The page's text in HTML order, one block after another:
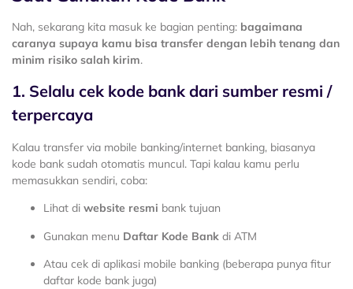
Nah, sekarang kita masuk ke bagian penting: bagaimana
caranya supaya kamu bisa transfer dengan lebih tenang dan
minim risiko salah kirim.
1. Selalu cek kode bank dari sumber resmi /
terpercaya
Kalau transfer via mobile banking/internet banking, biasanya
kode bank sudah otomatis muncul. Tapi kalau kamu perlu
memasukkan sendiri, coba:
Lihat di website resmi bank tujuan
Gunakan menu Daftar Kode Bank di ATM
Atau cek di aplikasi mobile banking (beberapa punya fitur
daftar kode bank juga)